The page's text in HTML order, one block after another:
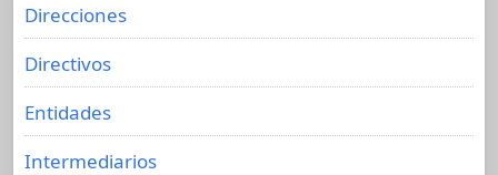
Direcciones
Directivos
Entidades
Intermediarios